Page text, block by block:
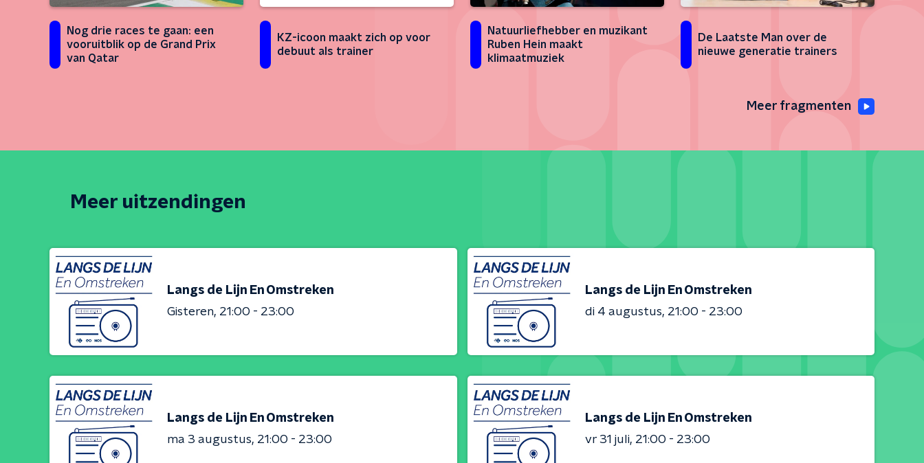
Nog drie races te gaan: een
vooruitblik op de Grand Prix
van Qatar
KZ-icoon maakt zich op voor
debuut als trainer
Natuurliefhebber en muzikant
Ruben Hein maakt
klimaatmuziek
De Laatste Man over de
nieuwe generatie trainers
Meer fragmenten
Meer uitzendingen
Langs de Lijn En Omstreken
Gisteren 21:00 - 23:00
Langs de Lijn En Omstreken
di 4 augustus 21:00 - 23:00
Langs de Lijn En Omstreken
ma 3 augustus 21:00 - 23:00
Langs de Lijn En Omstreken
vr 31 juli 21:00 - 23:00